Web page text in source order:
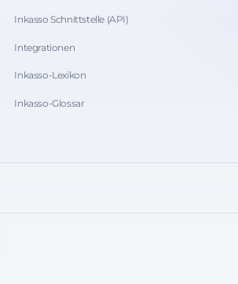
Inkasso Schnittstelle (API)
Integrationen
Inkasso-Lexikon
Inkasso-Glossar